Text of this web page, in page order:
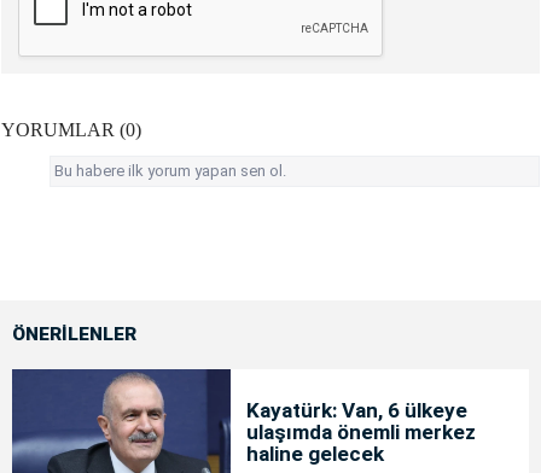
YORUMLAR (0)
Bu habere ilk yorum yapan sen ol.
ÖNERİLENLER
Kayatürk: Van, 6 ülkeye
ulaşımda önemli merkez
haline gelecek